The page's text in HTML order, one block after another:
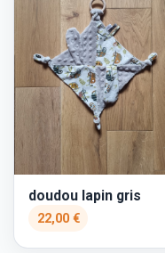
doudou lapin gris
22,00 €